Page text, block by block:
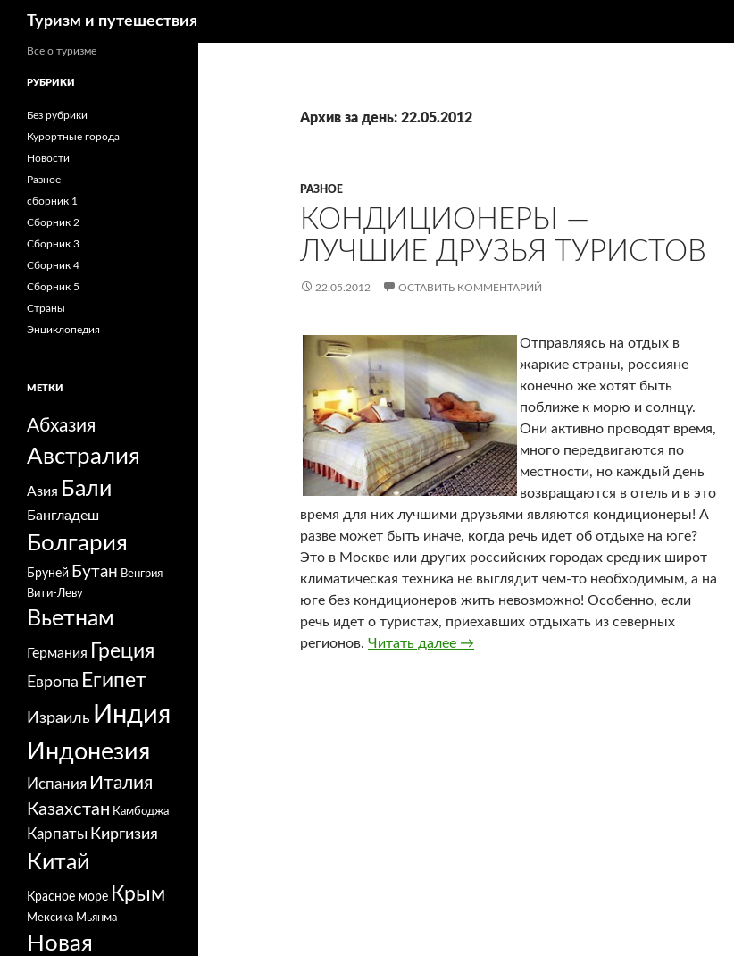
Туризм и путешествия
Архив за день: 22.05.2012
РАЗНОЕ
КОНДИЦИОНЕРЫ —
ЛУЧШИЕ ДРУЗЬЯ ТУРИСТОВ
22.05.2012 ОСТАВИТЬ КОММЕНТАРИЙ
Отправляясь на отдых в
жаркие страны, россияне
конечно же хотят быть
поближе к морю и солнцу.
Они активно проводят время,
много передвигаются по
местности, но каждый день
возвращаются в отель и в это
время для них лучшими друзьями являются кондиционеры! А
разве может быть иначе, когда речь идет об отдыхе на юге?
Это в Москве или других российских городах средних широт
климатическая техника не выглядит чем-то необходимым, а на
юге без кондиционеров жить невозможно! Особенно, если
речь идет о туристах, приехавших отдыхать из северных
регионов. Читать далее Кондиционеры — лучшие друзья туристов
→
Все о туризме
РУБРИКИ
Без рубрики
Курортные города
Новости
Разное
сборник 1
Сборник 2
Сборник 3
Сборник 4
Сборник 5
Страны
Энциклопедия
МЕТКИ
Абхазия
Австралия
Азия Бали
Бангладеш
Болгария
Бруней Бутан Венгрия
Вити-Леву
Вьетнам
Германия Греция
Европа Египет
Израиль Индия
Индонезия
Испания Италия
Казахстан Камбоджа
Карпаты Киргизия
Китай
Красное море Крым
Мексика Мьянма
Новая